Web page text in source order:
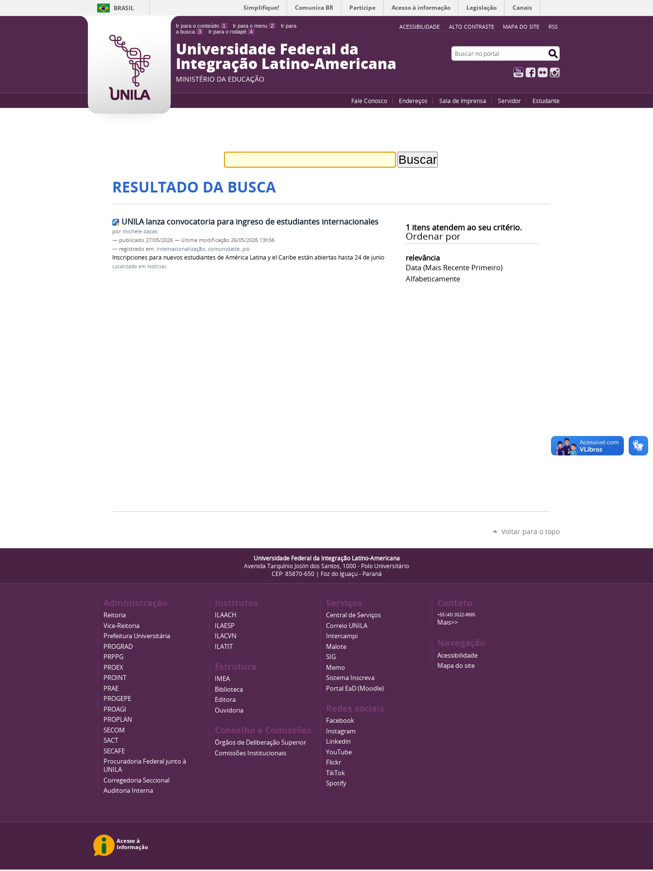
Ir para o conteúdo 1 Ir para o menu 2
Ir para
a busca 3 Ir para o rodapé 4
ACESSIBILIDADE ALTO CONTRASTE MAPA DO SITE RSS
BRASIL Simplifique! Comunica BR Participe Acesso à informação Legislação Canais
Universidade Federal da
Integração Latino-Americana
MINISTÉRIO DA EDUCAÇÃO
Buscar no portal
YouTubeFacebook
Flickr
Fale Conosco Endereços Sala de Imprensa Servidor Estudante
RESULTADO DA BUSCA
1 itens atendem ao seu critério.
Ordenar por
relevância
Data (mais Recente Primeiro)
Alfabeticamente
UNILA lanza convocatoria para ingreso de estudiantes internacionales
por michele.dacas
— publicado 27/05/2026 — última modificação 26/05/2026 13h56
— registrado em: internacionalização, comunidade, psi
Inscripciones para nuevos estudiantes de América Latina y el Caribe están abiertas hasta 24 de junio
Localizado em Notícias
Voltar para o topo
Universidade Federal da Integração Latino-Americana
Avenida Tarquínio Joslin dos Santos, 1000 - Polo Universitário
CEP: 85870-650 | Foz do Iguaçu - Paraná
Administração
Reitoria
Vice-Reitoria
Prefeitura Universitária
PROGRAD
PRPPG
PROEX
PROINT
PRAE
PROGEPE
PROAGI
PROPLAN
SECOM
SACT
SECAFE
Procuradoria Federal junto à
UNILA
Corregedoria Seccional
Auditoria Interna
Institutos
ILAACH
ILAESP
ILACVN
ILATIT
Estrutura
IMEA
Biblioteca
Editora
Ouvidoria
Conselho e Comissões
Órgãos de Deliberação Superior
Comissões Institucionais
Serviços
Central de Serviços
Correio UNILA
Intercampi
Malote
SIG
Memo
Sistema Inscreva
Portal EaD (Moodle)
Redes sociais
Facebook
Instagram
Linkedin
YouTube
Flickr
TikTok
Spotify
Contato
+55 (45) 3522-9695
Mais>>
Navegação
Acessibilidade
Mapa do site